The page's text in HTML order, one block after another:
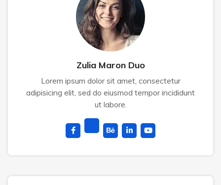
Zulia Maron Duo
Lorem ipsum dolor sit amet, consectetur
adipisicing elit, sed do eiusmod tempor incididunt
ut labore.